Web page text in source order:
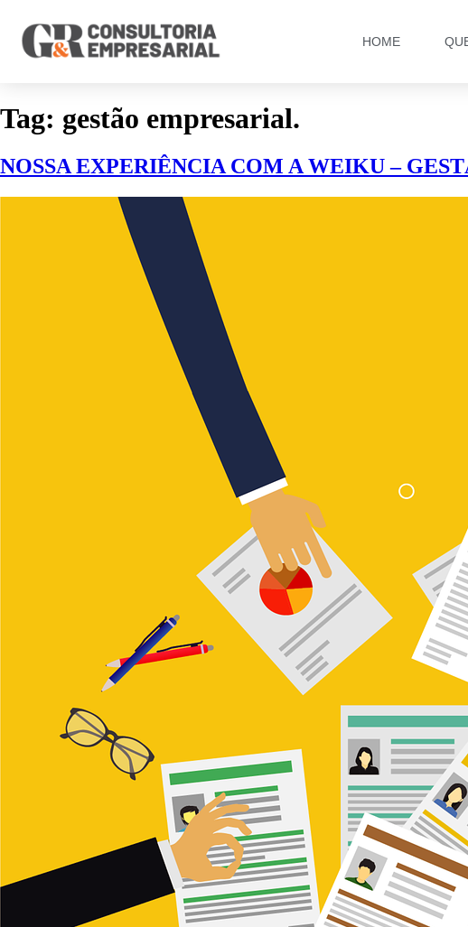
HOME
Tag: gestão empresarial.
NOSSA EXPERIÊNCIA COM A WEIKU –